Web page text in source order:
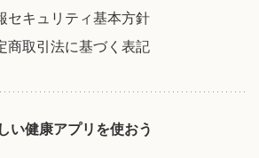
セキュリティ基本方針
商取引法に基づく表記
い健康アプリを使おう